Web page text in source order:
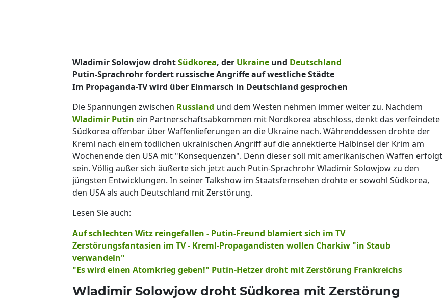
Wladimir Solowjow drohtSüdkorea, der Ukraine und Deutschland
Putin-Sprachrohr fordert russische Angriffe auf westliche Städte
Im Propaganda-TV wird über Einmarsch in Deutschland gesprochen
Die Spannungen zwischen Russland und dem Westen nehmen immer weiter zu. Nachdem
Wladimir Putin ein Partnerschaftsabkommen mit Nordkorea abschloss, denkt das verfeindete
Südkorea offenbar über Waffenlieferungen an die Ukraine nach. Währenddessen drohte der
Kreml nach einem tödlichen ukrainischen Angriff auf die annektierte Halbinsel der Krim am
Wochenende den USA mit "Konsequenzen". Denn dieser soll mit amerikanischen Waffen erfolgt
sein. Völlig außer sich äußerte sich jetzt auch Putin-Sprachrohr Wladimir Solowjow zu den
jüngsten Entwicklungen. In seiner Talkshow im Staatsfernsehen drohte er sowohl Südkorea,
den USA als auch Deutschland mit Zerstörung.
Lesen Sie auch:
Auf schlechten Witz reingefallen - Putin-Freund blamiert sich im TV
Zerstörungsfantasien im TV - Kreml-Propagandisten wollen Charkiw "in Staub
verwandeln"
"Es wird einen Atomkrieg geben!" Putin-Hetzer droht mit Zerstörung Frankreichs
Wladimir Solowjow droht Südkorea mit Zerstörung